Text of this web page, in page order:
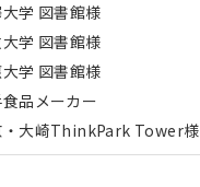
学 図書館様
学 図書館様
学 図書館様
品メーカー
・大崎ThinkPark Tower様